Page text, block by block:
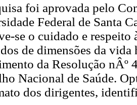
foi aprovada pelo
Federal de Santa
se o cuidado e respeito
de dimensões da
da Resolução nÂº
Nacional de Saúde.
dos dirigentes,